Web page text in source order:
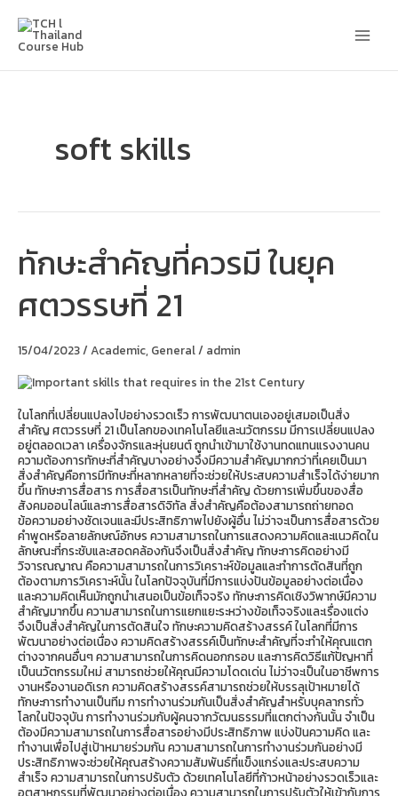
content
soft skills
ทักษะสำคัญที่ควรมี ในยุค
ศตวรรษที่ 21
15/04/2023/Academic, General/ admin
ในโลกที่เปลี่ยนแปลงไปอย่างรวดเร็ว การพัฒนาตนเองอยู่เสมอเป็นสิ่ง
สำคัญ ศตวรรษที่ 21 เป็นโลกของเทคโนโลยีและนวัตกรรม มีการเปลี่ยนแปลง
อยู่ตลอดเวลา เครื่องจักรและหุ่นยนต์ ถูกนำเข้ามาใช้งานทดแทนแรงงานคน
ความต้องการทักษะที่สำคัญบางอย่างจึงมีความสำคัญมากกว่าที่เคยเป็นมา
สิ่งสำคัญคือการมีทักษะที่หลากหลายที่จะช่วยให้ประสบความสำเร็จได้ง่ายมาก
ขึ้น ทักษะการสื่อสาร การสื่อสารเป็นทักษะที่สำคัญ ด้วยการเพิ่มขึ้นของสื่อ
สังคมออนไลน์และการสื่อสารดิจิทัล สิ่งสำคัญคือต้องสามารถถ่ายทอด
ข้อความอย่างชัดเจนและมีประสิทธิภาพไปยังผู้อื่น ไม่ว่าจะเป็นการสื่อสารด้วย
คำพูดหรือลายลักษณ์อักษร ความสามารถในการแสดงความคิดและแนวคิดใน
ลักษณะที่กระชับและสอดคล้องกันจึงเป็นสิ่งสำคัญ ทักษะการคิดอย่างมี
วิจารณญาณ คือความสามารถในการวิเคราะห์ข้อมูลและทำการตัดสินที่ถูก
ต้องตามการวิเคราะห์นั้น ในโลกปัจจุบันที่มีการแบ่งปันข้อมูลอย่างต่อเนื่อง
และความคิดเห็นมักถูกนำเสนอเป็นข้อเท็จจริง ทักษะการคิดเชิงวิพากษ์มีความ
สำคัญมากขึ้น ความสามารถในการแยกแยะระหว่างข้อเท็จจริงและเรื่องแต่ง
จึงเป็นสิ่งสำคัญในการตัดสินใจ ทักษะความคิดสร้างสรรค์ ในโลกที่มีการ
พัฒนาอย่างต่อเนื่อง ความคิดสร้างสรรค์เป็นทักษะสำคัญที่จะทำให้คุณแตก
ต่างจากคนอื่นๆ ความสามารถในการคิดนอกกรอบ และการคิดวิธีแก้ปัญหาที่
เป็นนวัตกรรมใหม่ สามารถช่วยให้คุณมีความโดดเด่น ไม่ว่าจะเป็นในอาชีพการ
งานหรืองานอดิเรก ความคิดสร้างสรรค์สามารถช่วยให้บรรลุเป้าหมายได้
ทักษะการทำงานเป็นทีม การทำงานร่วมกันเป็นสิ่งสำคัญสำหรับบุคลากรทั่ว
โลกในปัจจุบัน การทำงานร่วมกับผู้คนจากวัฒนธรรมที่แตกต่างกันนั้น จำเป็น
ต้องมีความสามารถในการสื่อสารอย่างมีประสิทธิภาพ แบ่งปันความคิด และ
ทำงานเพื่อไปสู่เป้าหมายร่วมกัน ความสามารถในการทำงานร่วมกันอย่างมี
ประสิทธิภาพจะช่วยให้คุณสร้างความสัมพันธ์ที่แข็งแกร่งและประสบความ
สำเร็จ ความสามารถในการปรับตัว ด้วยเทคโนโลยีที่ก้าวหน้าอย่างรวดเร็วและ
ทักษะ
สำคัญ
ที่
มี
ศตวรรษ
21